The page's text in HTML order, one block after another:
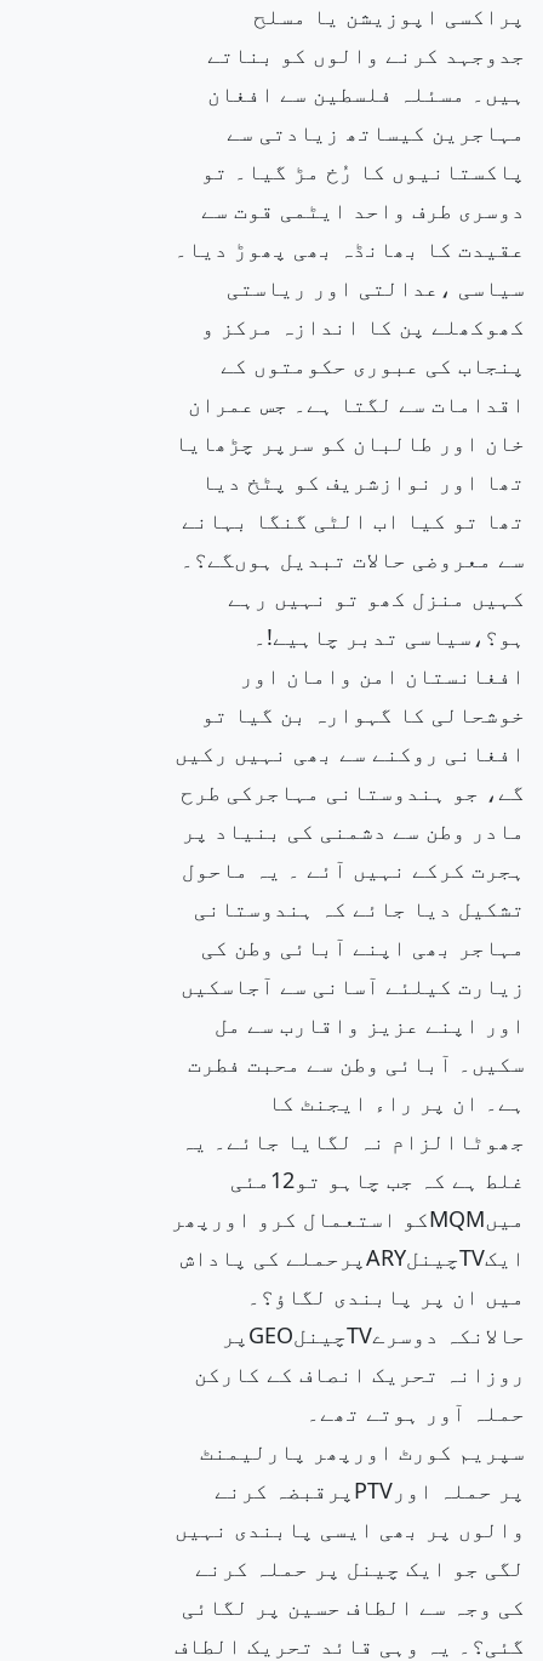
پراکسی اپوزیشن یا مسلح
جدوجہد کرنے والوں کو بناتے
ہیں۔ مسئلہ فلسطین سے افغان
مہاجرین کیساتھ زیادتی سے
پاکستانیوں کا رُخ مڑ گیا۔ تو
دوسری طرف واحد ایٹمی قوت سے
عقیدت کا بھانڈہ بھی پھوڑ دیا۔
سیاسی ،عدالتی اور ریاستی
کھوکھلے پن کا اندازہ مرکز و
پنجاب کی عبوری حکومتوں کے
اقدامات سے لگتا ہے۔ جس عمران
خان اور طالبان کو سرپر چڑھایا
تھا اور نوازشریف کو پٹخ دیا
تھا تو کیا اب الٹی گنگا بہانے
سے معروضی حالات تبدیل ہوںگے؟۔
کہیں منزل کھو تو نہیں رہے
ہو؟،سیاسی تدبر چاہیے!۔
افغانستان امن وامان اور
خوشحالی کا گہوارہ بن گیا تو
افغانی روکنے سے بھی نہیں رکیں
گے، جو ہندوستانی مہاجرکی طرح
مادر وطن سے دشمنی کی بنیاد پر
ہجرت کرکے نہیں آئے ۔ یہ ماحول
تشکیل دیا جائے کہ ہندوستانی
مہاجر بھی اپنے آبائی وطن کی
زیارت کیلئے آسانی سے آجاسکیں
اور اپنے عزیز واقارب سے مل
سکیں۔ آبائی وطن سے محبت فطرت
ہے۔ ان پر راء ایجنٹ کا
جھوٹاالزام نہ لگایا جائے۔ یہ
غلط ہے کہ جب چاہو تو12مئی
میںMQMکو استعمال کرو اورپھر
ایکTVچینلARYپرحملے کی پاداش
میں ان پر پابندی لگاؤ؟۔
حالانکہ دوسرےTVچینلGEOپر
روزانہ تحریک انصاف کے کارکن
حملہ آور ہوتے تھے۔
سپریم کورٹ اورپھر پارلیمنٹ
پر حملہ اورPTVپرقبضہ کرنے
والوں پر بھی ایسی پابندی نہیں
لگی جو ایک چینل پر حملہ کرنے
کی وجہ سے الطاف حسین پر لگائی
گئی؟۔ یہ وہی قائد تحریک الطاف